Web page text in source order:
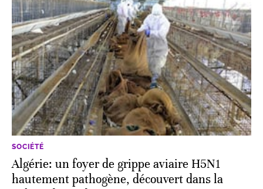
SOCIÉTÉ
Algérie: un foyer de grippe aviaire H5N1
hautement pathogène, découvert dans la